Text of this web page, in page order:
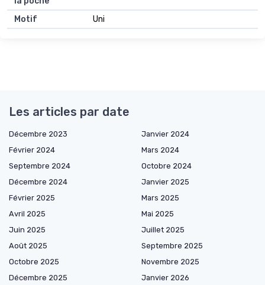
Motif
Uni
Les articles par date
Décembre 2023
Janvier 2024
Février 2024
Mars 2024
Septembre 2024
Octobre 2024
Décembre 2024
Janvier 2025
Février 2025
Mars 2025
Avril 2025
Mai 2025
Juin 2025
Juillet 2025
Août 2025
Septembre 2025
Octobre 2025
Novembre 2025
Décembre 2025
Janvier 2026